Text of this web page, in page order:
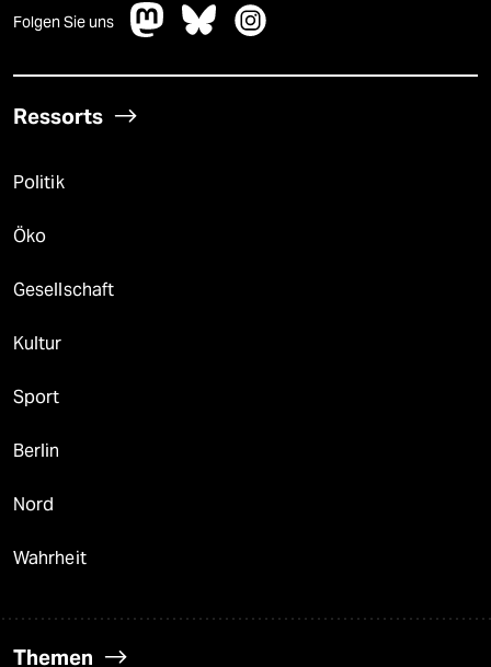
Folgen Sie uns
Ressorts
Politik
Öko
Gesellschaft
Kultur
Sport
Berlin
Nord
Wahrheit
Themen